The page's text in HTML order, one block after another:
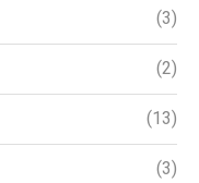
(3)
(2)
(13)
(3)